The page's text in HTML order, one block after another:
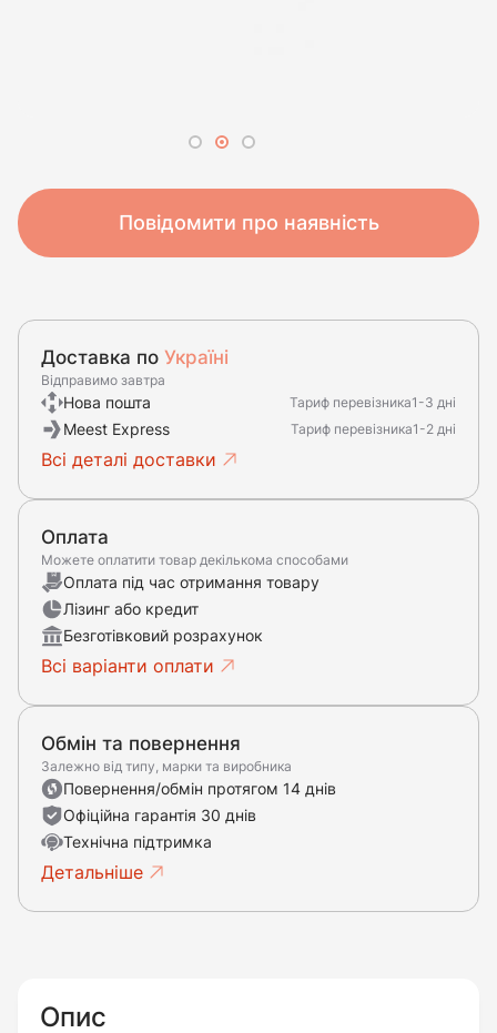
Повідомити про наявність
Доставка по Україні
Відправимо завтра
Нова пошта Тариф перевізника1-3 дні
Meest Express Тариф перевізника1-2 дні
Всі деталі доставки
Оплата
Можете оплатити товар декількома способами
Оплата під час отримання товару
Лізинг або кредит
Безготівковий розрахунок
Всі варіанти оплати
Обмін та повернення
Залежно від типу, марки та виробника
Повернення/обмін протягом 14 днів
Офіційна гарантія 30 днів
Технічна підтримка
Детальніше
Опис